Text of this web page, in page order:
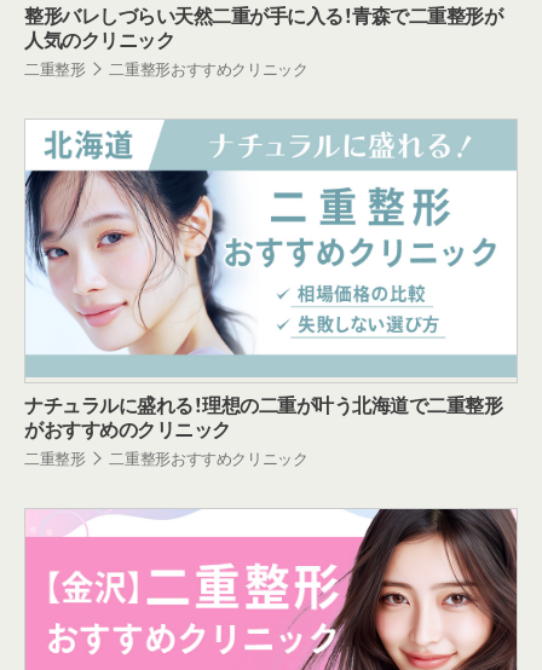
整形バレしづらい天然二重が手に入る！青森で二重整形が
人気のクリニック
二重整形 二重整形おすすめクリニック
ナチュラルに盛れる！理想の二重が叶う北海道で二重整形
がおすすめのクリニック
二重整形 二重整形おすすめクリニック